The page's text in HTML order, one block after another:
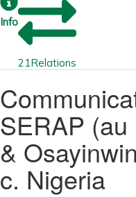
Info
21Relations
SERAP
&
c. Nigeria